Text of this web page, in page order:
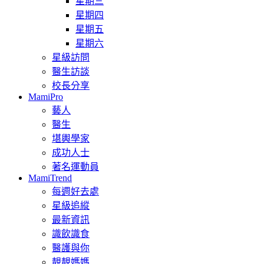
星期四
星期五
星期六
星級訪問
醫生訪談
校長分享
MamiPro
藝人
醫生
堪輿學家
成功人士
著名運動員
MamiTrend
每週好去處
星級追縱
最新資訊
識飲識食
醫護與你